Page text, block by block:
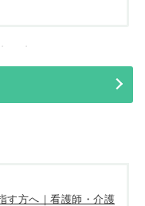
す方へ｜看護師・介護